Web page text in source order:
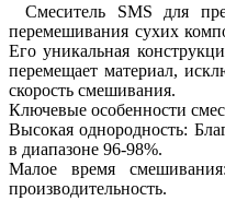
Смеситель SMS для
перемешивания сухих
Его уникальная
перемещает материал,
скорость смешивания.
Ключевые особенности
Высокая однородность:
в диапазоне 96-98%.
Малое время
производительность.